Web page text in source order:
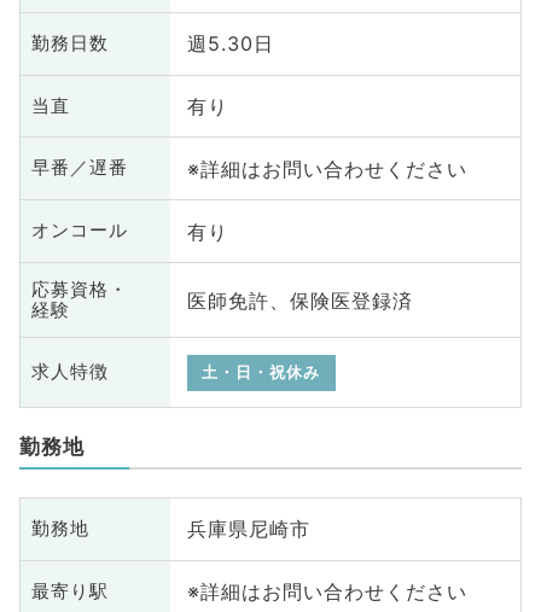
勤務日数 週5.30日
当直 有り
早番／遅番 ※詳細はお問い合わせください
オンコール 有り
応募資格・
経験
医師免許、保険医登録済
求人特徴 土・日・祝休み
勤務地
勤務地 兵庫県尼崎市
最寄り駅 ※詳細はお問い合わせください